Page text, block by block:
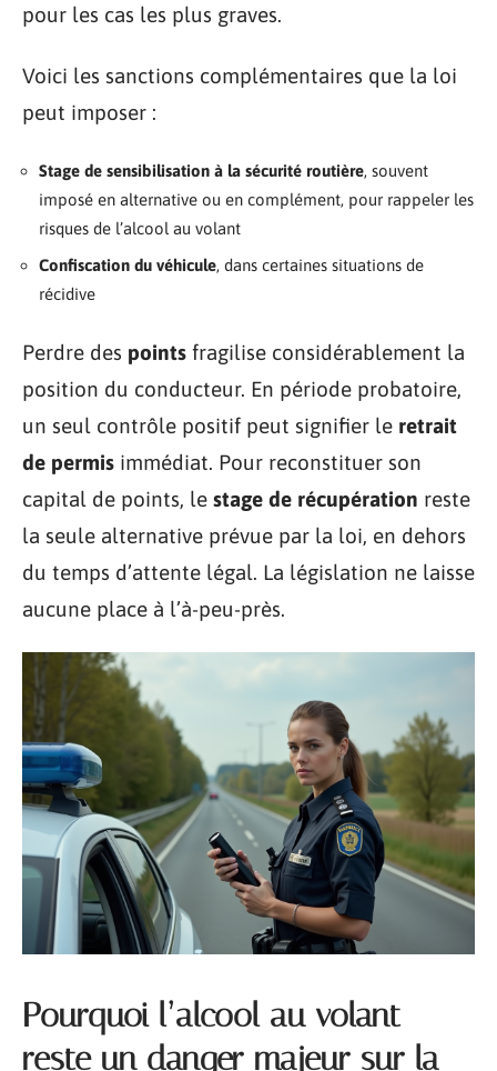
pour les cas les plus graves.
Voici les sanctions complémentaires que la loi
peut imposer :
Stage de sensibilisation à la sécurité routière, souvent
imposé en alternative ou en complément, pour rappeler les
risques de l’alcool au volant
Confiscation du véhicule, dans certaines situations de
récidive
Perdre des points fragilise considérablement la
position du conducteur. En période probatoire,
un seul contrôle positif peut signifier le retrait
de permis immédiat. Pour reconstituer son
capital de points, le stage de récupération reste
la seule alternative prévue par la loi, en dehors
du temps d’attente légal. La législation ne laisse
aucune place à l’à-peu-près.
Pourquoi l’alcool au volant
reste un danger majeur sur la